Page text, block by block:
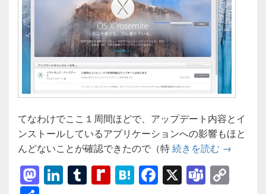
てなわけでここ１周間ほどで、アップデート内容とイ
ンストールしているアプリケーションへの影響もほと
んどないことが確認できたので（特続きを読む [Mac]OS
→
M Li T R H F X T